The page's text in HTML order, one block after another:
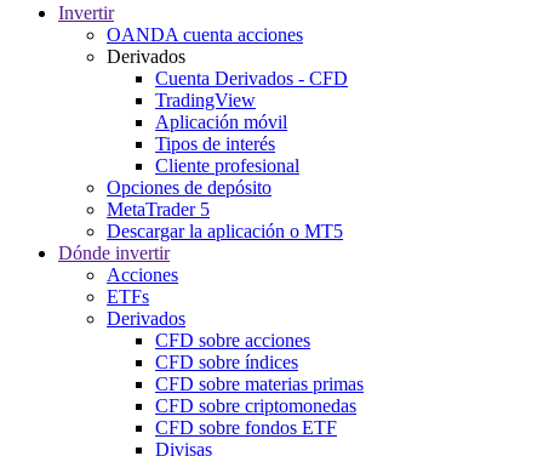
Invertir
OANDA cuenta acciones
Derivados
Cuenta Derivados - CFD
TradingView
Aplicación móvil
Tipos de interés
Cliente profesional
Opciones de depósito
MetaTrader 5
Descargar la aplicación o MT5
Dónde invertir
Acciones
ETFs
Derivados
CFD sobre acciones
CFD sobre índices
CFD sobre materias primas
CFD sobre criptomonedas
CFD sobre fondos ETF
Divisas